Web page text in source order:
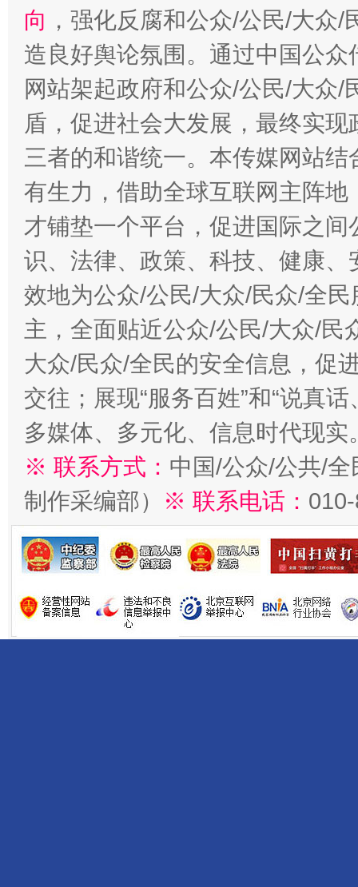
向 ，强化反腐和公众/公民/大众
造良好舆论氛围。通过中国公
网站架起政府和公众/公民/大众
盾，促进社会大发展，最终实
三者的和谐统一。本传媒网站
有生力，借助全球互联网主阵
才铺垫一个平台，促进国际之
识、法律、政策、科技、健康
效地为公众/公民/大众/民众/全
主，全面贴近公众/公民/大众/民
大众/民众/全民的安全信息，促
交往；展现“服务百姓”和“说真
多媒体、多元化、信息时代现实
※ 联系方式： 中国/公众/公共/
制作采编部）
※ 联系电话：